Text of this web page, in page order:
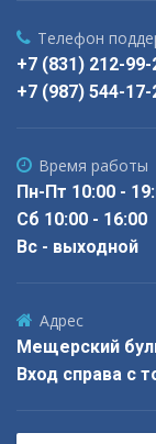
Телефон
+7 (831) 212-99-
+7 (987) 544-17-
Время работы
Пн-Пт 10:00 -
Сб 10:00 - 16:00
Вс - выходной
Адрес
Мещерский
Вход справа с